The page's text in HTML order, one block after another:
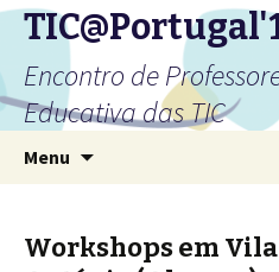
Encontro de
Educativa das TIC
Menu
Workshops em